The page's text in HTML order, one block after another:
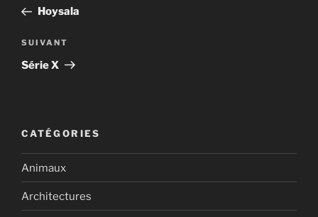
l’article
précédent
Hoysala
Article
suivant
SUIVANT
Série X
CATÉGORIES
Animaux
Architectures